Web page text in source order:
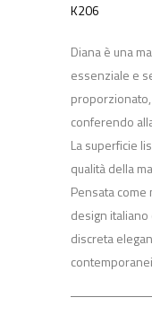
K206
Diana è una
essenziale e
conferendo
La superficie
qualità della
Pensata
design
discreta